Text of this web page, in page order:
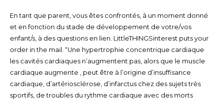
En tant que parent, vous êtes confrontés, à un moment donné
et en fonction du stade de développement de votre/vos
enfant/s, à des questions en lien. LittleTHINGSinterest puts your
order in the mail. “Une hypertrophie concentrique cardiaque
les cavités cardiaques n’augmentent pas, alors que le muscle
cardiaque augmente , peut être à l’origine d’insuffisance
cardiaque, d’artériosclérose, d’infarctus chez des sujets très
sportifs, de troubles du rythme cardiaque avec des morts